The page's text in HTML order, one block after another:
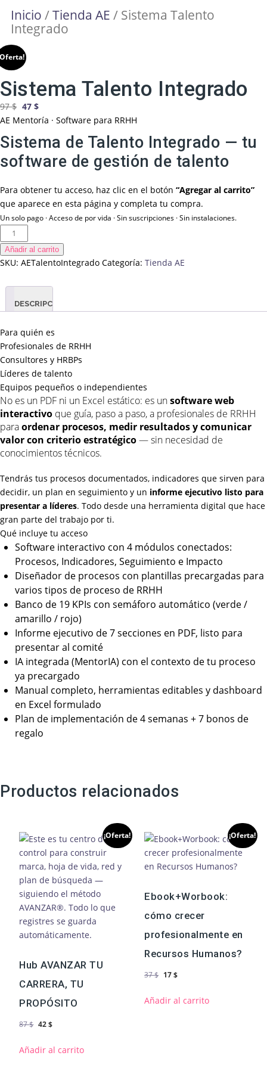
Inicio /Tienda AE / Sistema Talento
Integrado
Sistema Talento Integrado
97$ 47 $
AE Mentoría · Software para RRHH
Sistema de Talento Integrado — tu
software de gestión de talento
Para obtener tu acceso, haz clic en el botón “Agregar al carrito”
que aparece en esta página y completa tu compra.
Un solo pago · Acceso de por vida · Sin suscripciones · Sin instalaciones.
Añadir al carrito
SKU: AETalentoIntegrado Categoría: Tienda AE
DESCRIPCIÓN
Para quién es
Profesionales de RRHH
Consultores y HRBPs
Líderes de talento
Equipos pequeños o independientes
No es un PDF ni un Excel estático: es unsoftware web
interactivo que guía, paso a paso, a profesionales de RRHH
paraordenar procesos, medir resultados y comunicar
valor con criterio estratégico— sin necesidad de
conocimientos técnicos.
Tendrás tus procesos documentados, indicadores que sirven para
decidir, un plan en seguimiento y un informe ejecutivo listo para
presentar a líderes. Todo desde una herramienta digital que hace
gran parte del trabajo por ti.
Qué incluye tu acceso
Software interactivo con 4 módulos conectados:
Procesos, Indicadores, Seguimiento e Impacto
Diseñador de procesos con plantillas precargadas para
varios tipos de proceso de RRHH
Banco de 19 KPIs con semáforo automático (verde /
amarillo / rojo)
Informe ejecutivo de 7 secciones en PDF, listo para
presentar al comité
IA integrada (MentorIA) con el contexto de tu proceso
ya precargado
Manual completo, herramientas editables y dashboard
en Excel formulado
Plan de implementación de 4 semanas + 7 bonos de
regalo
Productos relacionados
¡Oferta!
Hub AVANZAR TU
CARRERA, TU
PROPÓSITO
87$ 42$
Añadir al carrito
¡Oferta!
Ebook+Worbook:
cómo crecer
profesionalmente en
Recursos Humanos?
37$ 17$
Añadir al carrito